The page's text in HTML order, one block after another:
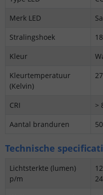
Merk LED
Stralingshoek
Kleur
Kleurtemperatuur
(Kelvin)
CRI
>
Aantal branduren
Technische
Lichtsterkte (lumen)
p/m